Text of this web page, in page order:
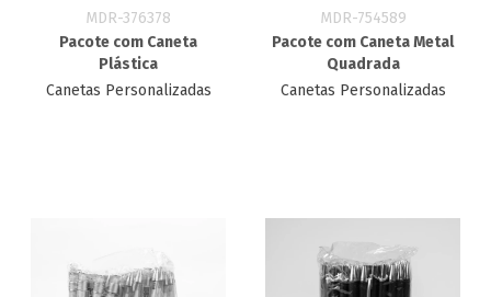
MDR-376378
Pacote com Caneta
Plástica
Canetas Personalizadas
MDR-754589
Pacote com Caneta Metal
Quadrada
Canetas Personalizadas